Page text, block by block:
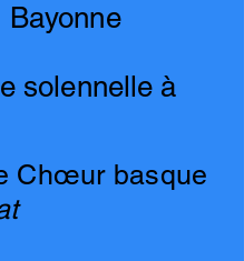
Bayonne
solennelle à
Chœur basque